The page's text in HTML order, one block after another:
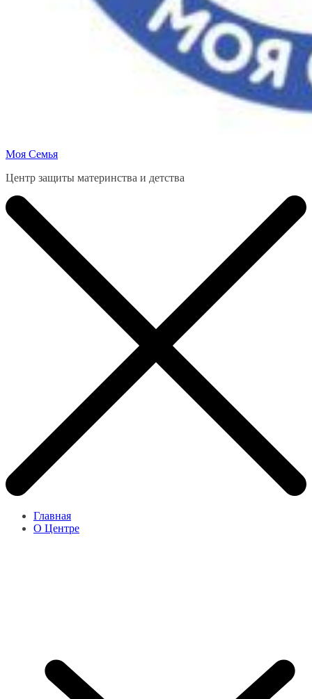
Моя Семья
Центр защиты материнства и детства
Главная
О Центре